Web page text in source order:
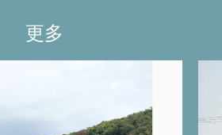
更多